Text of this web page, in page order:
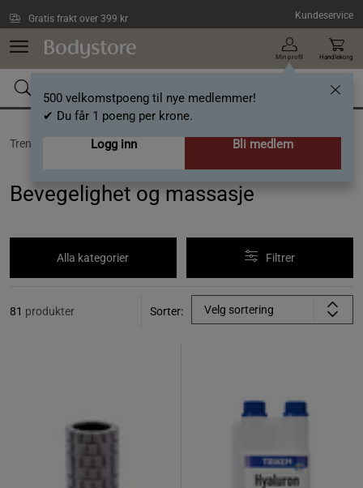
Gratis frakt over 399 kr Kundeservice
Min profil
500 velkomstpoeng til nye medlemmer!
✔ Du får 1 poeng per krone.
Logg inn
Bli medlem
Handlekorg
Trening / Bevegelighet og massasje
Bevegelighet og massasje
Alla kategorier Filtrer
81 produkter Sorter: Velg sortering